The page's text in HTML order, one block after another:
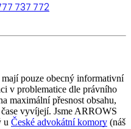
737 772
pouze obecný informativní
v problematice dle právního
maximální přesnost obsahu,
vyvíjejí. Jsme ARROWS
u České advokátní komory (náš